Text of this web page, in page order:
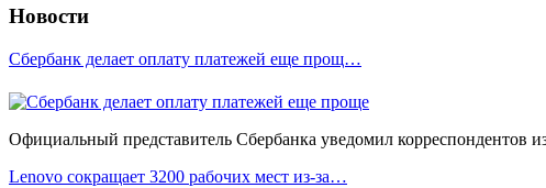
Новости
Сбербанк делает оплату платежей еще прощ…
Официальный представитель Сбербанка уведомил корреспондентов
Lenovo сокращает 3200 рабочих мест из-за…